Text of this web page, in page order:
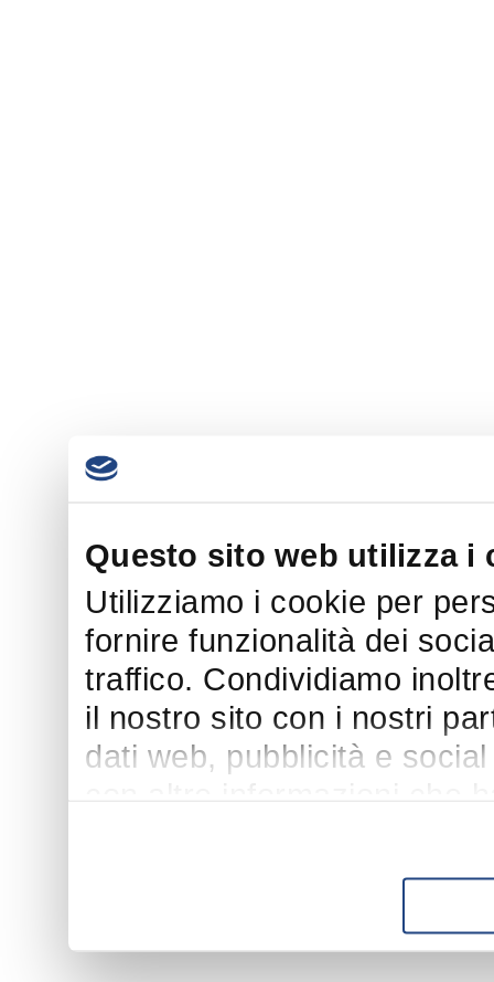
Questo sito web utilizza i
Utilizziamo i cookie per
fornire funzionalità dei
traffico. Condividiamo
il nostro sito con i nostri
dati web, pubblicità e